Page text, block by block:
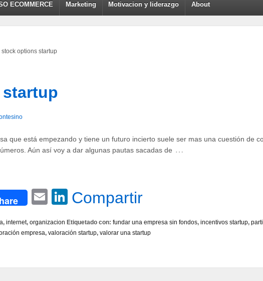
ECOMMERCE Marketing Motivacion y liderazgo About
options startup
startup
que está empezando y tiene un futuro incierto suele ser mas una cuestión de
Aún así voy a dar algunas pautas sacadas de …
EmailLinkedIn
Compartir
, internet, organizacion Etiquetado con: fundar una empresa sin fondos, incentivos startup,
empresa, valoración startup, valorar una startup